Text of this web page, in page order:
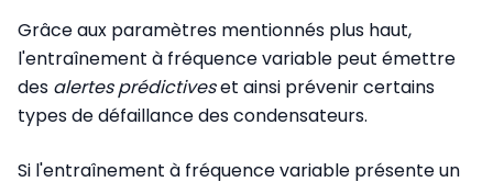
Grâce aux paramètres mentionnés plus haut,
l'entraînement à fréquence variable peut émettre
des alertes prédictiveset ainsi prévenir certains
types de défaillance des condensateurs.
Si l'entraînement à fréquence variable présente un